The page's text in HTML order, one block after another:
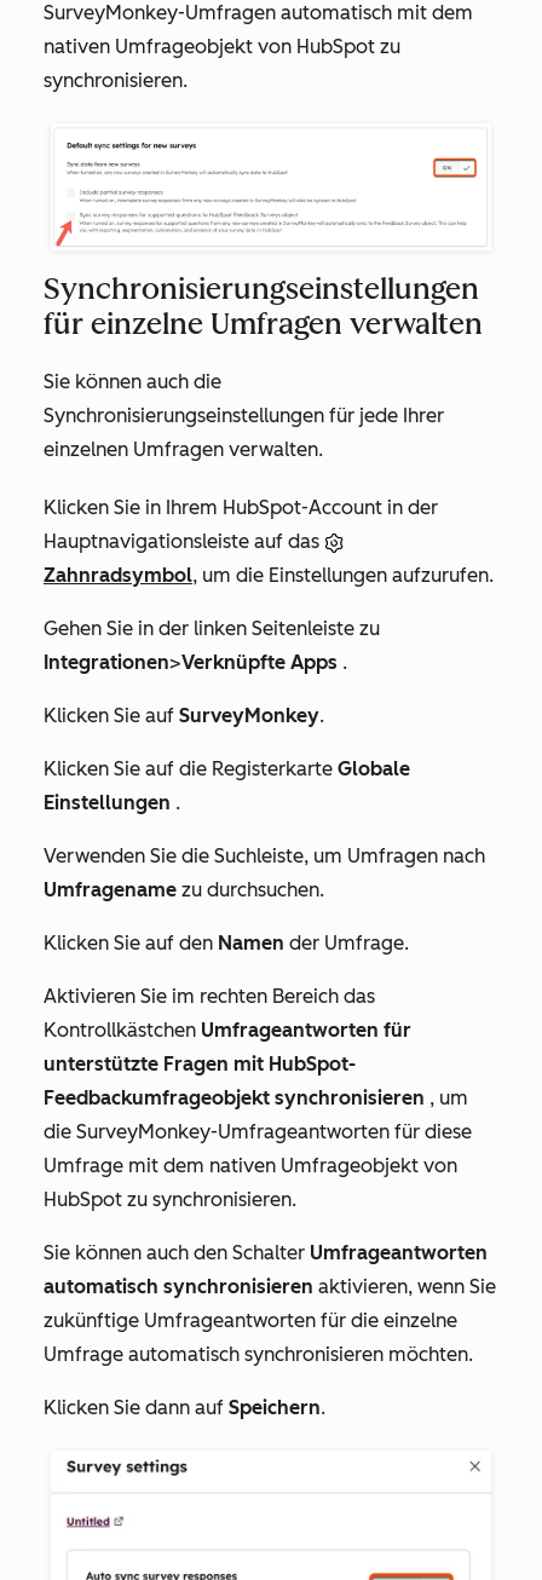
SurveyMonkey-Umfragen automatisch mit dem
nativen Umfrageobjekt von HubSpot zu
synchronisieren.
Synchronisierungseinstellungen
für einzelne Umfragen verwalten
Sie können auch die
Synchronisierungseinstellungen für jede Ihrer
einzelnen Umfragen verwalten.
Klicken Sie in Ihrem HubSpot-Account in der
Hauptnavigationsleiste auf das
Zahnradsymbol, um die Einstellungen aufzurufen.
Gehen Sie in der linken Seitenleiste zu
Integrationen>Verknüpfte Apps .
Klicken Sie auf SurveyMonkey.
Klicken Sie auf die Registerkarte Globale
Einstellungen .
Verwenden Sie die Suchleiste, um Umfragen nach
Umfragename zu durchsuchen.
Klicken Sie auf den Namen der Umfrage.
Aktivieren Sie im rechten Bereich das
Kontrollkästchen Umfrageantworten für
unterstützte Fragen mit HubSpot-
Feedbackumfrageobjekt synchronisieren , um
die SurveyMonkey-Umfrageantworten für diese
Umfrage mit dem nativen Umfrageobjekt von
HubSpot zu synchronisieren.
Sie können auch den Schalter Umfrageantworten
automatisch synchronisieren aktivieren, wenn Sie
zukünftige Umfrageantworten für die einzelne
Umfrage automatisch synchronisieren möchten.
Klicken Sie dann auf Speichern.